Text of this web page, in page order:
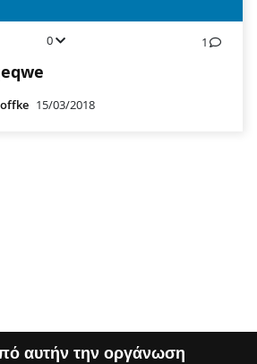
0 1
15/03/2018
αυτήν την οργάνωση